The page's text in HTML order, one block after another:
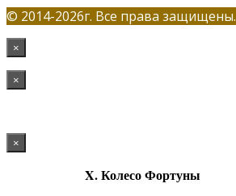
© 2014-2026г. Все права защищены.
×
×
×
X. Колесо Фортуны